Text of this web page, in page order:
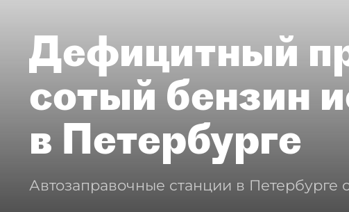
Дефицитный
сотый бензин
в Петербурге
Автозаправочные станции в Петербурге